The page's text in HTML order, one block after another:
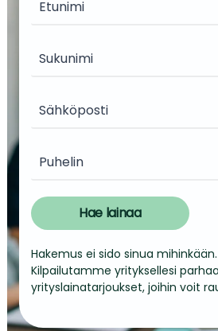
Hae lainaa
Hakemus ei sido sinua mihinkään.
Kilpailutamme yrityksellesi
yrityslainatarjoukset, joihin voit